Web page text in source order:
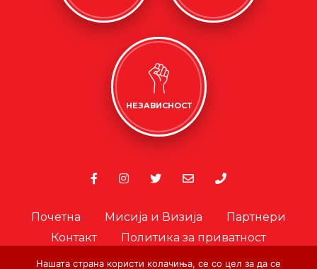
НЕЗАВИСНОСТ
Почетна Мисија и Визија
Партнери
Контакт
Политика за приватност
Политика за колачиња
Нашата страна користи колачиња, се со цел за да се